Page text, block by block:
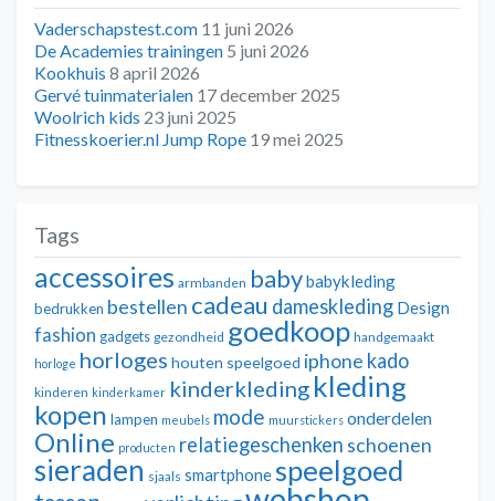
Vaderschapstest.com 11 juni 2026
De Academies trainingen 5 juni 2026
Kookhuis 8 april 2026
Gervé tuinmaterialen 17 december 2025
Woolrich kids 23 juni 2025
Fitnesskoerier.nl Jump Rope 19 mei 2025
Tags
accessoires armbanden babybabykleding
bedrukken bestellen cadeau dameskleding Design
fashion gadgets gezondheid goedkoop handgemaakt
horloge horloges houten speelgoed iphone kado
kinderen kinderkamer kinderkleding kleding
kopen lampen meubels mode muurstickers onderdelen
Online producten relatiegeschenken schoenen
sieraden sjaals smartphonespeelgoed